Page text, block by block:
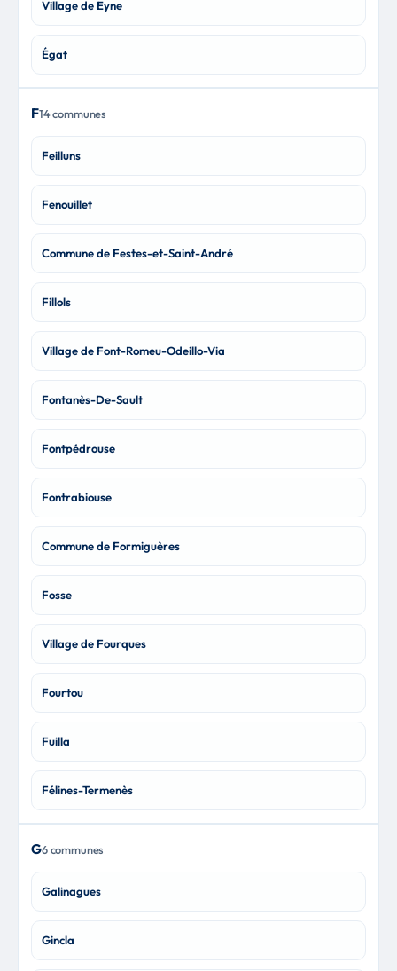
Village de Eyne
Égat
F14 communes
Feilluns
Fenouillet
Commune de Festes-et-Saint-André
Fillols
Village de Font-Romeu-Odeillo-Via
Fontanès-De-Sault
Fontpédrouse
Fontrabiouse
Commune de Formiguères
Fosse
Village de Fourques
Fourtou
Fuilla
Félines-Termenès
G6 communes
Galinagues
Gincla